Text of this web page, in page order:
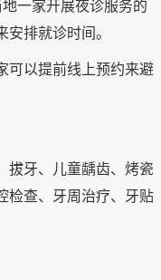
一家开展夜诊服务的
排就诊时间。
可以提前线上预约来避
拔牙、儿童龋齿、烤瓷
检查、牙周治疗、牙贴